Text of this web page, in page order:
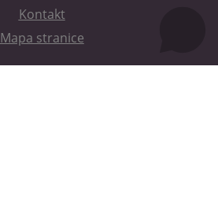
Kontakt
Mapa stranice